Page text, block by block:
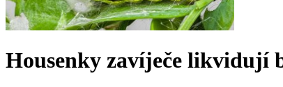
Housenky zavíječe likvidují